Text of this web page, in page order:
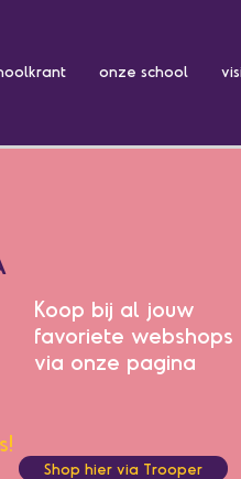
Koop bij al jouw
favoriete webshops
via onze pagina
Shop hier via Trooper
onze school